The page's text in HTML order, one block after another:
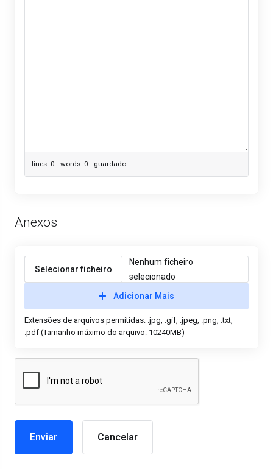
lines: 0 words: 0 guardado
Anexos
Selecionar ficheiro
Nenhum ficheiro
selecionado
Adicionar Mais
Extensões de arquivos permitidas: .jpg, .gif, .jpeg, .png, .txt,
.pdf (Tamanho máximo do arquivo: 10240MB)
Cancelar